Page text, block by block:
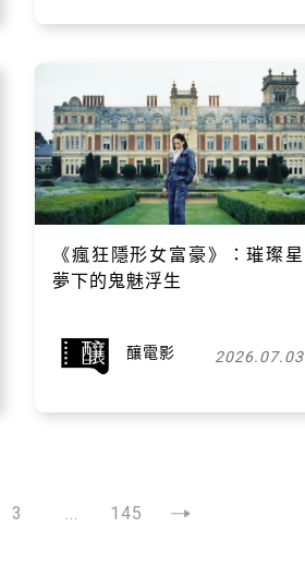
《瘋狂隱形女富豪》：璀璨星
夢下的鬼魅浮生
釀電影 2026.07.03
3 145